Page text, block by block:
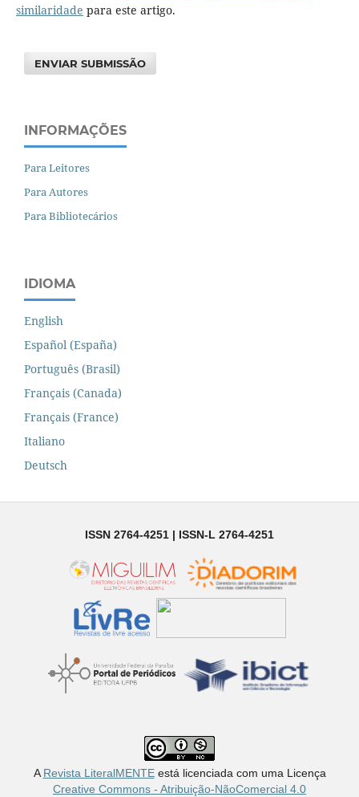
similaridade para este artigo.
ENVIAR SUBMISSÃO
INFORMAÇÕES
Para Leitores
Para Autores
Para Bibliotecários
IDIOMA
English
Español (España)
Português (Brasil)
Français (Canada)
Français (France)
Italiano
Deutsch
ISSN 2764-4251 | ISSN-L 2764-4251
A Revista LiteralMENTEestá licenciada com uma Licença
Creative Commons - Atribuição-NãoComercial 4.0